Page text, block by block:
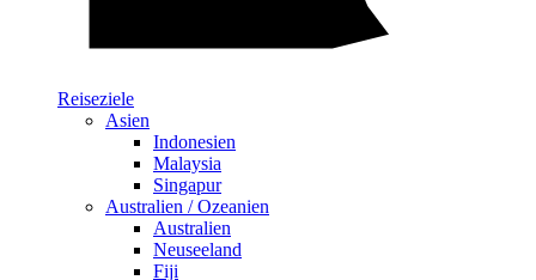
Reiseziele
Asien
Indonesien
Malaysia
Singapur
Australien / Ozeanien
Australien
Neuseeland
Fiji